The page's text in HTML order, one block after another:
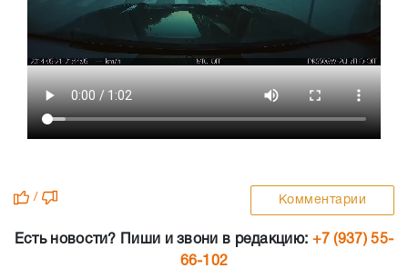
/ Комментарии
Есть новости? Пиши и звони в редакцию: +7 (937) 55-
66-102